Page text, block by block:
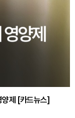
양제 [카드뉴스]